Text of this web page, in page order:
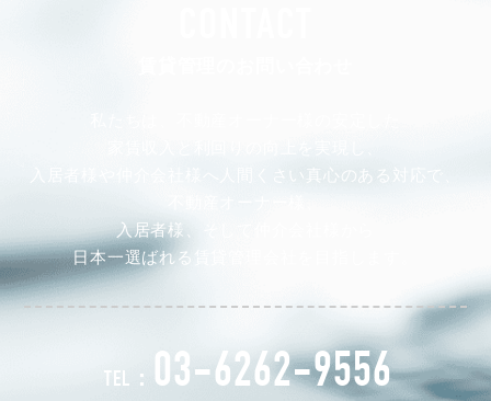
入居者様や仲介会社様へ人間くさい真心のある対応で、
入居者様、そして仲介会社様から
日本一選ばれる賃貸管理会社を目指します。
TEL： 03-6262-9556